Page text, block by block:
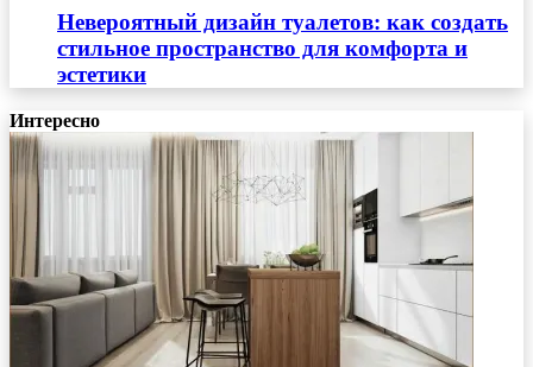
Невероятный дизайн туалетов: как создать
стильное пространство для комфорта и
эстетики
Интересно